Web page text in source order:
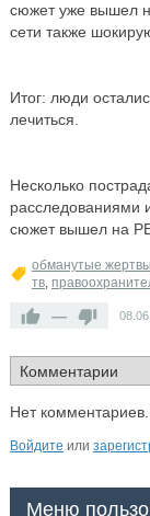
сюжет уже вышел
сети также
Итог: люди
лечиться.
Несколько
расследованиями
сюжет вышел на
обманутые
тв,
—
Нет
Войдите или
Меню